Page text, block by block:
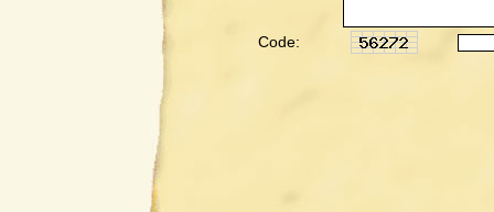
Code: